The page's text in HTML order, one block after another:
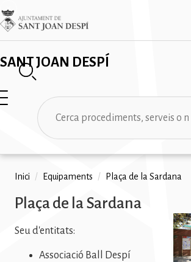
Vés
al
contingut
SANT JOAN DESPÍ
Imatge
✕
Cerca
Fil
d'ariadna
Inici / Equipaments / Plaça de la Sardana
Plaça de la Sardana
Seu d'entitats:
Associació Ball Despí